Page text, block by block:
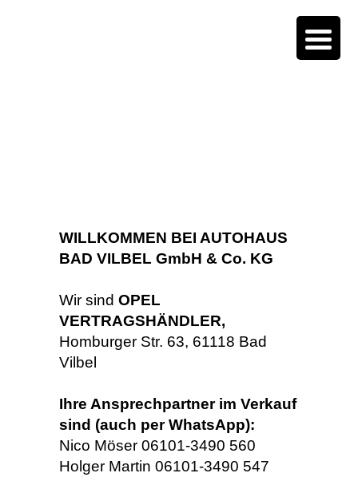
WILLKOMMEN BEI AUTOHAUS
BAD VILBEL GmbH & Co. KG
Wir sind OPEL
VERTRAGSHÄNDLER,
Homburger Str. 63, 61118 Bad
Vilbel
Ihre Ansprechpartner im Verkauf
sind (auch per WhatsApp):
Nico Möser 06101-3490 560
Holger Martin 06101-3490 547